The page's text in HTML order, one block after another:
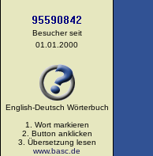
Besucher seit
01.01.2000
English-Deutsch Wörterbuch
1. Wort markieren
2. Button anklicken
3. Übersetzung lesen
www.basc.de